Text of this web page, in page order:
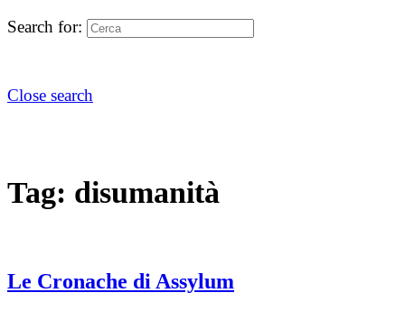
Search for:
Close search
Tag: disumanità
Le Cronache di Assylum